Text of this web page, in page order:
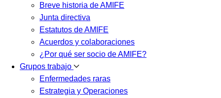
Breve historia de AMIFE
Junta directiva
Estatutos de AMIFE
Acuerdos y colaboraciones
¿Por qué ser socio de AMIFE?
Grupos trabajo
Enfermedades raras
Estrategia y Operaciones